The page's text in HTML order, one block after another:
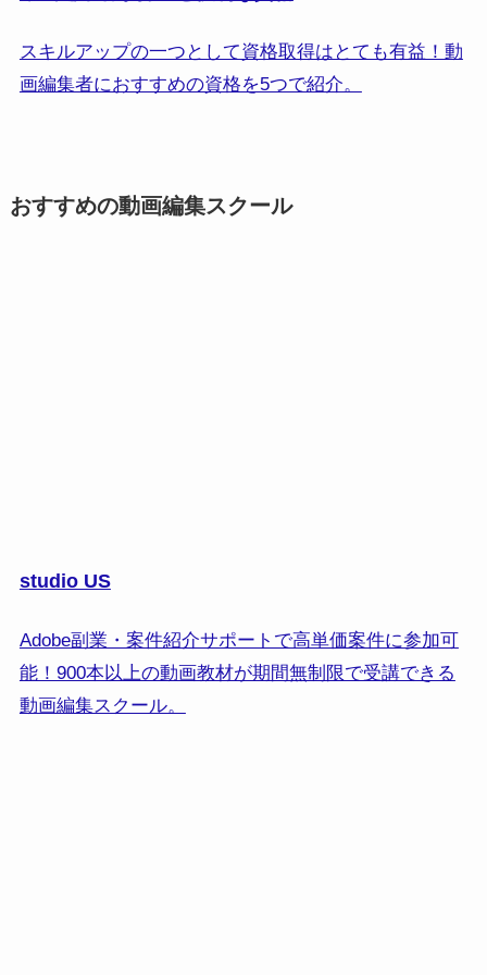
スキルアップの一つとして資格取得はとても有益！動
画編集者におすすめの資格を5つで紹介。
おすすめの動画編集スクール
studio US
Adobe副業・案件紹介サポートで高単価案件に参加可
能！900本以上の動画教材が期間無制限で受講できる
動画編集スクール。